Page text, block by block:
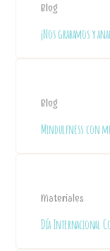
Blog
¡Nos grabamos y
Blog
Mindulfness con
Materiales
Día Internacional